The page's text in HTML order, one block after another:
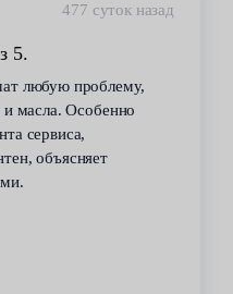
477 суток назад
5.
любую проблему,
и масла. Особенно
сервиса,
объясняет